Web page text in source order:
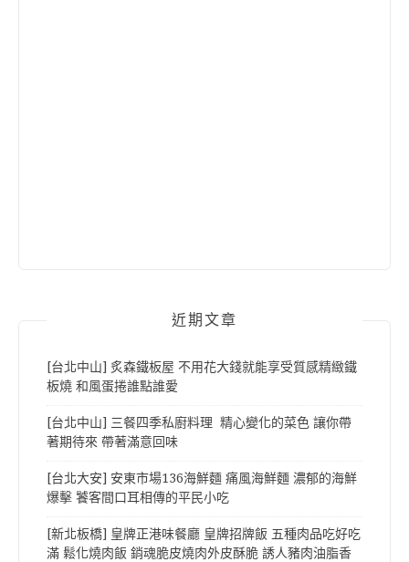
近期文章
[台北中山] 炙森鐵板屋 不用花大錢就能享受質感精緻鐵
板燒 和風蛋捲誰點誰愛
[台北中山] 三餐四季私廚料理 精心變化的菜色 讓你帶
著期待來 帶著滿意回味
[台北大安] 安東市場136海鮮麵 痛風海鮮麵 濃郁的海鮮
爆擊 饕客間口耳相傳的平民小吃
[新北板橋] 皇牌正港味餐廳 皇牌招牌飯 五種肉品吃好吃
滿 鬆化燒肉飯 銷魂脆皮燒肉外皮酥脆 誘人豬肉油脂香